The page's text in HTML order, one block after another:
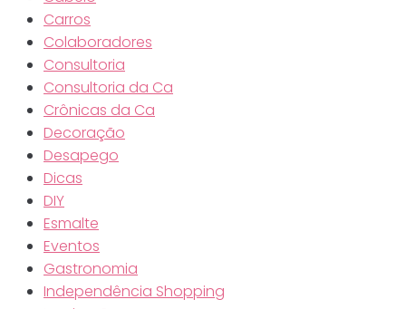
Carros
Colaboradores
Consultoria
Consultoria da Ca
Crônicas da Ca
Decoração
Desapego
Dicas
DIY
Esmalte
Eventos
Gastronomia
Independência Shopping